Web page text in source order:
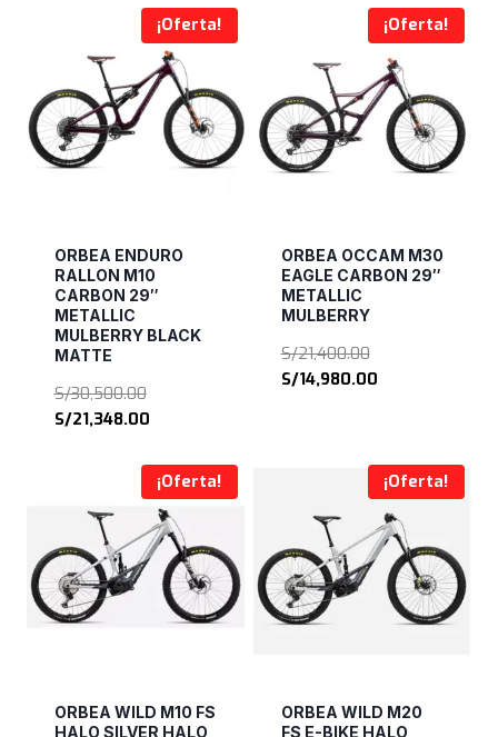
era:
S/30,500.00.
actual
es:
S/21,348.00.
era:
S/30,500.00.
actual
es:
S/21,348.00.
¡Oferta!
ORBEA ENDURO
RALLON M10
CARBON 29″
METALLIC
MULBERRY BLACK
MATTE
S/30,500.00El
precio
era:
S/30,500.00.
S/21,348.00El
actual
es:
S/21,348.00.
¡Oferta!
ORBEA OCCAM M30
EAGLE CARBON 29″
METALLIC
MULBERRY
S/21,400.00El
precio
S/14,980.00El
S/14,980.00.
¡Oferta!
ORBEA WILD M10 FS
HALO SILVER HALO
¡Oferta!
ORBEA WILD M20
FS E-BIKE HALO